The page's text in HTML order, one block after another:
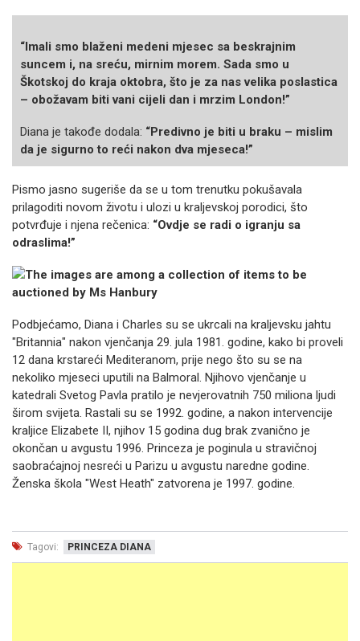
“Imali smo blaženi medeni mjesec sa beskrajnim
suncem i, na sreću, mirnim morem. Sada smo u
Škotskoj do kraja oktobra, što je za nas velika poslastica
– obožavam biti vani cijeli dan i mrzim London!”
Diana je takođe dodala: “Predivno je biti u braku – mislim
da je sigurno to reći nakon dva mjeseca!”
Pismo jasno sugeriše da se u tom trenutku pokušavala
prilagoditi novom životu i ulozi u kraljevskoj porodici, što
potvrđuje i njena rečenica: “Ovdje se radi o igranju sa
odraslima!”
Podbjećamo, Diana i Charles su se ukrcali na kraljevsku jahtu
"Britannia" nakon vjenčanja 29. jula 1981. godine, kako bi proveli
12 dana krstareći Mediteranom, prije nego što su se na
nekoliko mjeseci uputili na Balmoral. Njihovo vjenčanje u
katedrali Svetog Pavla pratilo je nevjerovatnih 750 miliona ljudi
širom svijeta. Rastali su se 1992. godine, a nakon intervencije
kraljice Elizabete II, njihov 15 godina dug brak zvanično je
okončan u avgustu 1996. Princeza je poginula u stravičnoj
saobraćajnoj nesreći u Parizu u avgustu naredne godine.
Ženska škola "West Heath" zatvorena je 1997. godine.
Tagovi: PRINCEZA DIANA